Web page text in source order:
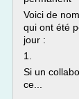
Voici de
qui ont été
jour :
1.
Si un
ce...